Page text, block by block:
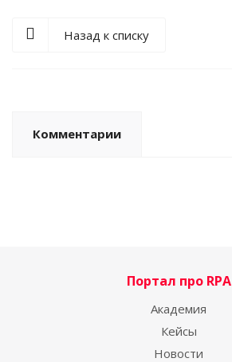
Назад к списку
Комментарии
Портал про RPA
Академия
Кейсы
Новости